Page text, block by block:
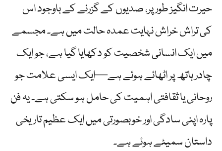
حیرت انگیز طور پر، صدیوں کے گزرنے کے باوجود اس
کی تراش خراش نہایت عمدہ حالت میں ہے۔ مجسمے
میں ایک انسانی شخصیت کو دکھایا گیا ہے، جو ایک
چادر ہاتھ پر اٹھائے ہوئے ہے—ایک ایسی علامت جو
روحانی یا ثقافتی اہمیت کی حامل ہو سکتی ہے۔ یہ فن
پارہ اپنی سادگی اور خوبصورتی میں ایک عظیم تاریخی
داستان سمیٹے ہوئے ہے۔